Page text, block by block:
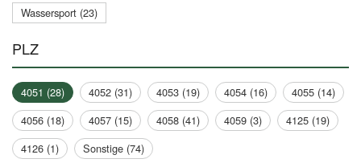
Wassersport (23)
PLZ
4051 (28) 4052 (31) 4053 (19) 4054 (16)
4055 (14)
4056 (18)
4057 (15) 4058 (41) 4059 (3)
4125 (19)
4126 (1)
Sonstige (74)